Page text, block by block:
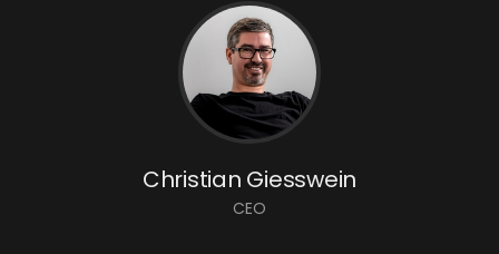
Christian Giesswein
CEO